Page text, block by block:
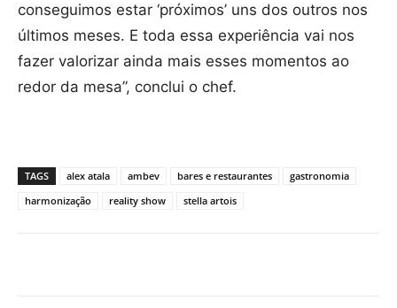
conseguimos estar ‘próximos’ uns dos outros nos
últimos meses. E toda essa experiência vai nos
fazer valorizar ainda mais esses momentos ao
redor da mesa”, conclui o chef.
TAGS alex atala ambev bares e restaurantes
gastronomia
harmonização
reality show stella artois